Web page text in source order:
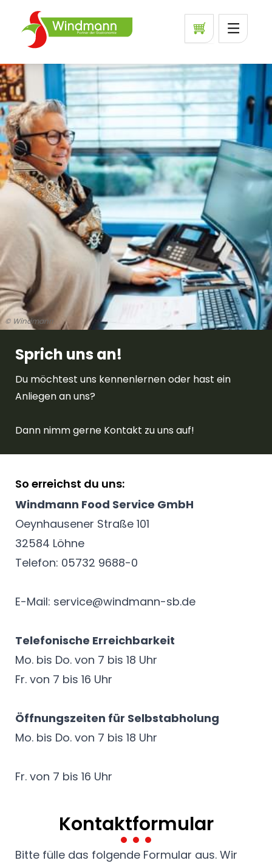
© Windmann
Sprich uns an!
Du möchtest uns kennenlernen oder hast ein
Anliegen an uns?
Dann nimm gerne Kontakt zu uns auf!
So erreichst du uns:
Windmann Food Service GmbH
Oeynhausener Straße 101
32584 Löhne
Telefon: 05732 9688-0
E-Mail: service@windmann-sb.de
Telefonische Erreichbarkeit
Mo. bis Do. von 7 bis 18 Uhr
Fr. von 7 bis 16 Uhr
Öffnungszeiten für Selbstabholung
Mo. bis Do. von 7 bis 18 Uhr
Fr. von 7 bis 16 Uhr
Kontaktformular
Bitte fülle das folgende Formular aus. Wir